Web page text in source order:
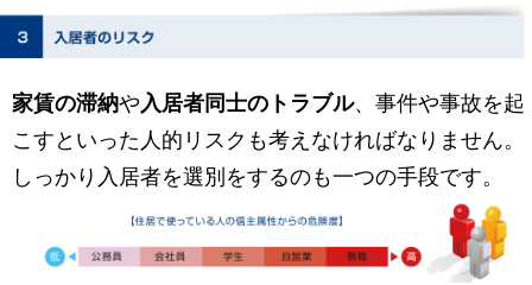
家賃の滞納や 入居者同士のトラブル、事件や事故を起
こすといった人的リスクも考えなければなりません。
しっかり入居者を選別をするのも一つの手段です。